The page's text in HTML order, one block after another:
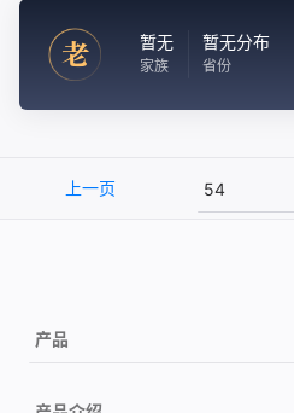
老 暂无
家族
暂无分布
省份
上一页
产品
购买